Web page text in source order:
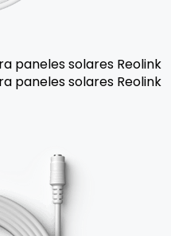
paneles solares Reolink
paneles solares Reolink